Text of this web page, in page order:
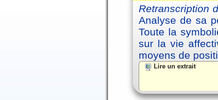
Retranscription
Analyse de sa
Toute la
sur la vie
moyens de
Lire un extrait